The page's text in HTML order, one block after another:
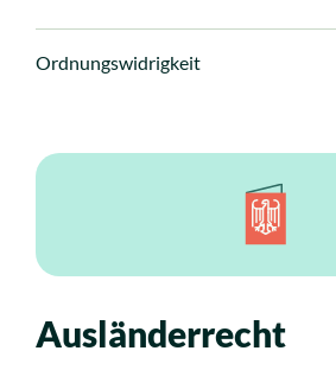
Ordnungswidrigkeit
Ausländerrecht